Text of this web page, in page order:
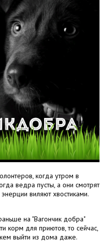
когда утром в
ведра пусты, а они смотрят
виляют хвостиками.
на "Вагончик добра"
корм для приютов, то сейчас,
выйти из дома даже.